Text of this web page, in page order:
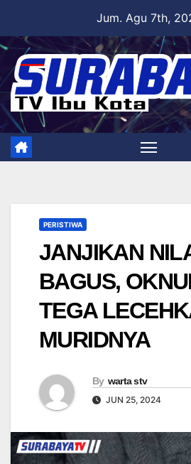
content
Jum. Agu 7th,
PERISTIWA
JANJIKAN
BAGUS,
TEGA
MURIDNYA
By warta stv
JUN 25, 2024